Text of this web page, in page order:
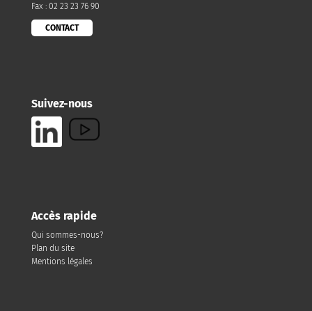
Fax : 02 23 23 76 90
CONTACT
Suivez-nous
Accès rapide
Qui sommes-nous?
Plan du site
Mentions légales